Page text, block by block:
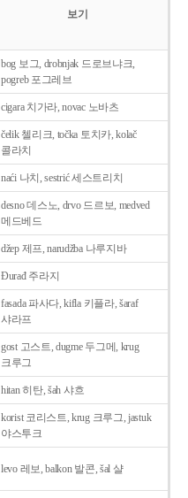
보기
bog 보그, drobnjak 드로브냐크,
pogreb 포그레브
cigara 치가라, novac 노바츠
čelik 첼리크, točka 토치카, kolač
콜라치
naći 나치, sestrić 세스트리치
desno 데스노, drvo 드르보, medved
메드베드
džep 제프, narudžba 나루지바
Ðurađ 주라지
fasada 파사다, kifla 키플라, šaraf
샤라프
gost 고스트, dugme 두그메, krug
크루그
hitan 히탄, šah 샤흐
korist 코리스트, krug 크루그, jastuk
야스투크
levo 레보, balkon 발콘, šal 샬